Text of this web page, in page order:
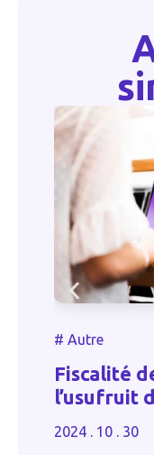
# Autre
Fiscalité
l’usufruit
2024 . 10 . 30